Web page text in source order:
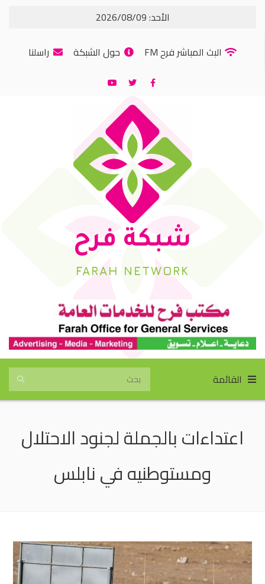
الأحد: 2026/08/09
البث المباشر فرح FM
حول الشبكة راسلنا
شبكة فرح
FARAH NETWORK
القائمة
اعتداءات بالجملة لجنود الاحتلال
ومستوطنيه في نابلس